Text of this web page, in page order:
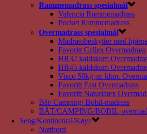
Rammemadrass spesialmål
Valencia Rammemadrass
Pocket Rammemadrass
Overmadrass spesialmål
Madrassbeskytter med
Favoritt Cellex Overmadrass
HR32 kaldskum
HR45 kaldskum
Visco 50kg pr. kbm.
Favoritt Fast Overmadrass
Favoritt Naturlatex
Båt/ Camping/ Bobil-madrass
BÅT/CAMPING/BOBIL-
Seng/Kontinental/Køye
Nattbord